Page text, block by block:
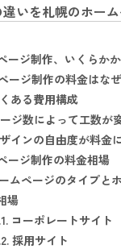
違いを札幌のホー
ージ制作、いくらか
ージ制作の料金はな
ある費用構成
ジ数によって工数が
インの自由度が料金
ージ制作の料金相場
ムページのタイプと
場
コーポレートサイト
採用サイト